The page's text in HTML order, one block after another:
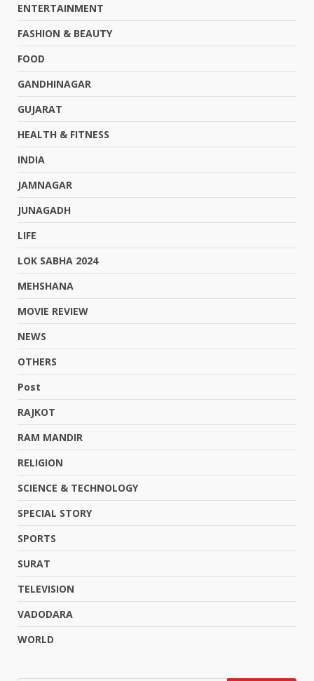
ENTERTAINMENT
FASHION & BEAUTY
FOOD
GANDHINAGAR
GUJARAT
HEALTH & FITNESS
INDIA
JAMNAGAR
JUNAGADH
LIFE
LOK SABHA 2024
MEHSHANA
MOVIE REVIEW
NEWS
OTHERS
Post
RAJKOT
RAM MANDIR
RELIGION
SCIENCE & TECHNOLOGY
SPECIAL STORY
SPORTS
SURAT
TELEVISION
VADODARA
WORLD